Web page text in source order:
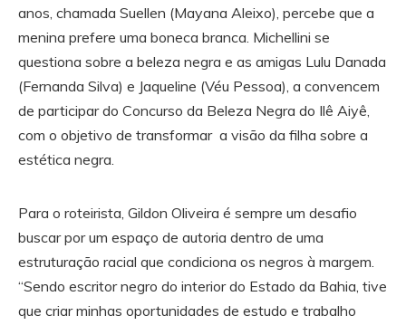
anos, chamada Suellen (Mayana Aleixo), percebe que a
menina prefere uma boneca branca. Michellini se
questiona sobre a beleza negra e as amigas Lulu Danada
(Fernanda Silva) e Jaqueline (Véu Pessoa), a convencem
de participar do Concurso da Beleza Negra do Ilê Aiyê,
com o objetivo de transformar a visão da filha sobre a
estética negra.
Para o roteirista, Gildon Oliveira é sempre um desafio
buscar por um espaço de autoria dentro de uma
estruturação racial que condiciona os negros à margem.
“Sendo escritor negro do interior do Estado da Bahia, tive
que criar minhas oportunidades de estudo e trabalho